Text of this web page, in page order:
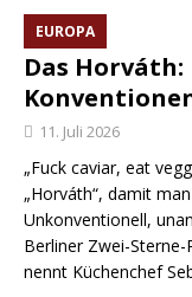
EUROPA
Das
11. Juli 2026
„Fuck caviar, eat
„Horváth“, damit
Unkonventionell,
Berliner Zwei-Sterne-
nennt Küchenchef